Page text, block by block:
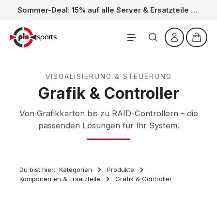
Zum Hauptinhalt springen Sommer-Deal: 15% auf alle Server & Ersatzteile – Kein Code nötig, der Rabatt wird automatisch im Warenkorb abgezogen. Gültig vom 01.06. bis 31.08.
VISUALISIERUNG & STEUERUNG
Grafik & Controller
Von Grafikkarten bis zu RAID-Controllern – die
passenden Lösungen für Ihr System.
Du bist hier: Kategorien
Produkte
Komponenten & Ersatzteile
Grafik & Controller